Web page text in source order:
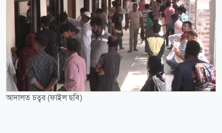
আদালত চত্বর (ফাইল ছবি)